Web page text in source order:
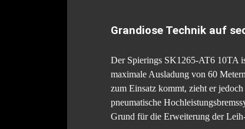
Grandiose Technik auf
Der Spierings SK1265-AT6 10TA
maximale Ausladung von 60
zum Einsatz kommt, zieht er
pneumatische
Grund für die Erweiterung der